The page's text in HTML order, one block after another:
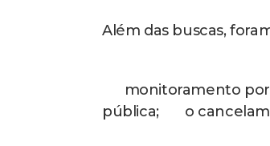
Além das buscas,
monitoramento por
pública; o